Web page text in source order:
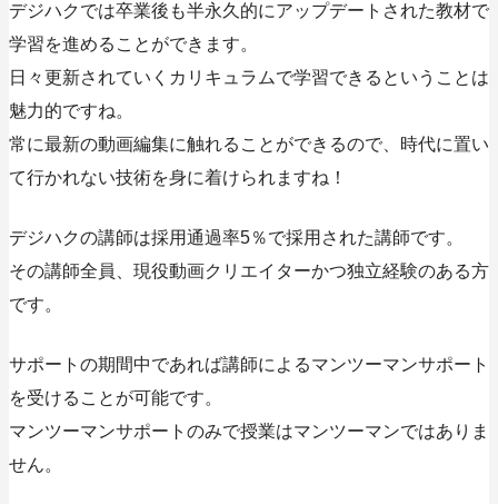
デジハクでは卒業後も半永久的にアップデートされた教材で
学習を進めることができます。
日々更新されていくカリキュラムで学習できるということは
魅力的ですね。
常に最新の動画編集に触れることができるので、時代に置い
て行かれない技術を身に着けられますね！
デジハクの講師は採用通過率5％で採用された講師です。
その講師全員、現役動画クリエイターかつ独立経験のある方
です。
サポートの期間中であれば講師によるマンツーマンサポート
を受けることが可能です。
マンツーマンサポートのみで授業はマンツーマンではありま
せん。